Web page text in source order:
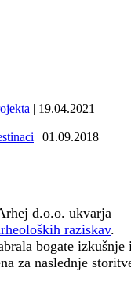
| 19.04.2021
| 01.09.2018
d.o.o. ukvarja
raziskav.
bogate izkušnje
za naslednje